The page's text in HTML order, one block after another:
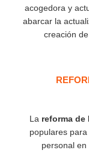
acogedora y
abarcar la
creación
La reforma
populares
personal